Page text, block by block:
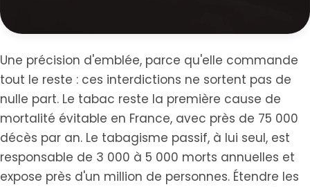
Une précision d'emblée, parce qu'elle commande
tout le reste : ces interdictions ne sortent pas de
nulle part. Le tabac reste la première cause de
mortalité évitable en France, avec près de 75 000
décès par an. Le tabagisme passif, à lui seul, est
responsable de 3 000 à 5 000 morts annuelles et
expose près d'un million de personnes. Étendre les